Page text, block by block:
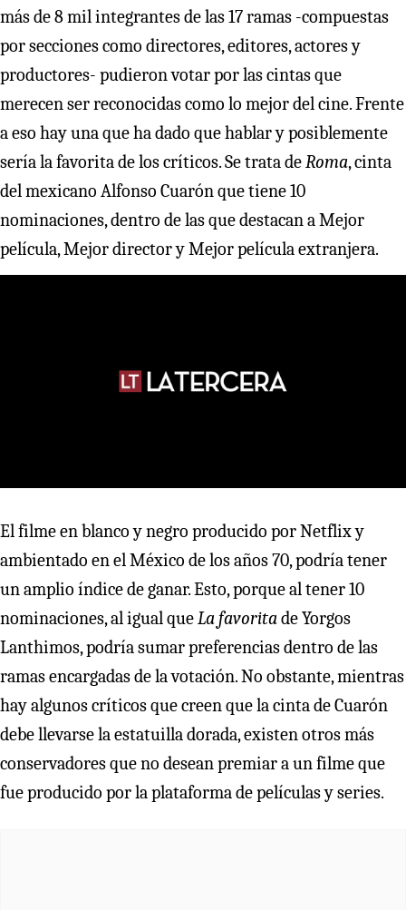
más de 8 mil integrantes de las 17 ramas -compuestas
por secciones como directores, editores, actores y
productores- pudieron votar por las cintas que
merecen ser reconocidas como lo mejor del cine. Frente
a eso hay una que ha dado que hablar y posiblemente
sería la favorita de los críticos. Se trata deRoma, cinta
del mexicano Alfonso Cuarón que tiene 10
nominaciones, dentro de las que destacan a Mejor
película, Mejor director y Mejor película extranjera.
El filme en blanco y negro producido por Netflix y
ambientado en el México de los años 70, podría tener
un amplio índice de ganar. Esto, porque al tener 10
nominaciones, al igual queLa favoritade Yorgos
Lanthimos, podría sumar preferencias dentro de las
ramas encargadas de la votación. No obstante, mientras
hay algunos críticos que creen que la cinta de Cuarón
debe llevarse la estatuilla dorada, existen otros más
conservadores que no desean premiar a un filme que
fue producido por la plataforma de películas y series.